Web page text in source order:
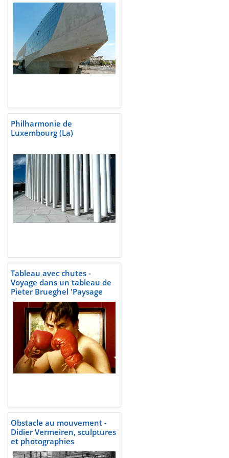
Philharmonie de
Luxembourg (La)
Tableau avec chutes -
Voyage dans un tableau de
Pieter Brueghel 'Paysage
avec la chute d'Icare' peint
vers 1555 quelque part en
Belgique
Obstacle au mouvement -
Didier Vermeiren, sculptures
et photographies